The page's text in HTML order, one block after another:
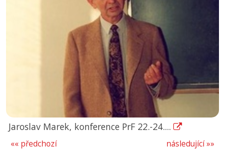
Jaroslav Marek, konference PrF 22.-24....
následující »»
«« předchozí